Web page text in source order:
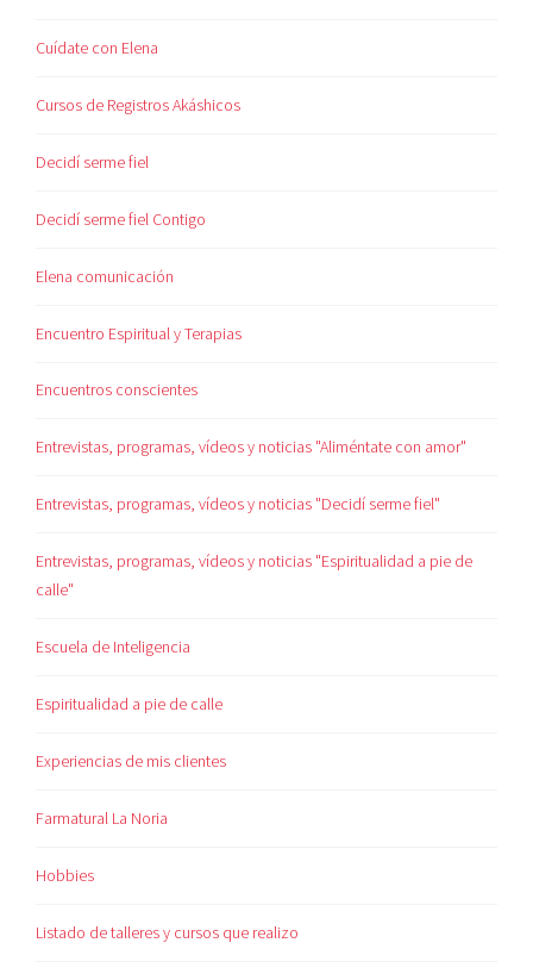
Cuídate con Elena
Cursos de Registros Akáshicos
Decidí serme fiel
Decidí serme fiel Contigo
Elena comunicación
Encuentro Espiritual y Terapias
Encuentros conscientes
Entrevistas, programas, vídeos y noticias "Aliméntate con amor"
Entrevistas, programas, vídeos y noticias "Decidí serme fiel"
Entrevistas, programas, vídeos y noticias "Espiritualidad a pie de
calle"
Escuela de Inteligencia
Espiritualidad a pie de calle
Experiencias de mis clientes
Farmatural La Noria
Hobbies
Listado de talleres y cursos que realizo